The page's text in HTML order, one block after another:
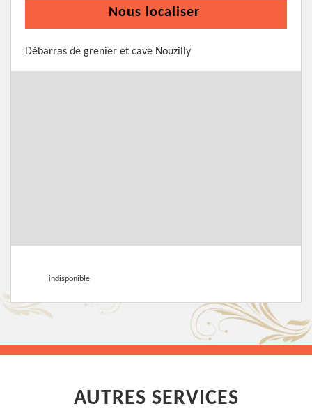
Nous localiser
Débarras de grenier et cave Nouzilly
indisponible
AUTRES SERVICES